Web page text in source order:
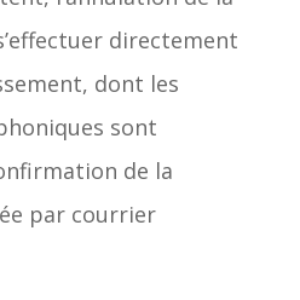
directement
dont les
sont
de la
par courrier